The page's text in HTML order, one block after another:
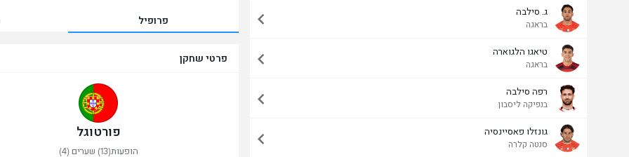
ג. סילבה
בראגה
טיאגו הלגוארה
בראגה
רפה סילבה
בנפיקה ליסבון
גונזלו פאסיינסיה
סנטה קלרה
פרופיל
פרטי שחקן
פורטוגל
הופעות(13) שערים (4)